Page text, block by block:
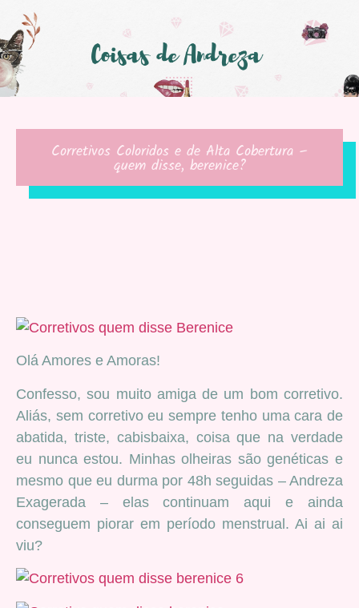
Corretivos Coloridos e de Alta Cobertura –
quem disse, berenice?
Olá Amores e Amoras!
Confesso, sou muito amiga de um bom corretivo.
Aliás, sem corretivo eu sempre tenho uma cara de
abatida, triste, cabisbaixa, coisa que na verdade
eu nunca estou. Minhas olheiras são genéticas e
mesmo que eu durma por 48h seguidas – Andreza
Exagerada – elas continuam aqui e ainda
conseguem piorar em período menstrual. Ai ai ai
viu?